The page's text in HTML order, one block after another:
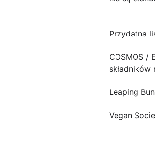
Przydatna
COSMOS /
Leaping
Vegan